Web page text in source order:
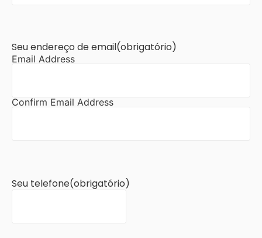
Seu endereço de email(obrigatório)
Email Address
Confirm Email Address
Seu telefone(obrigatório)